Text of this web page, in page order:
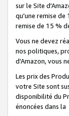
sur le Site
qu'une remise
remise de 15 %
Vous ne devez
nos politiques,
d'Amazon, vous
Les prix des
votre Site sont
disponibilité du
énoncées dans la